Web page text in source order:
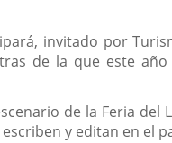
invitado por
de la que este
de la Feria del
y editan en el